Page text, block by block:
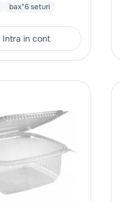
bax*6 seturi
Intra in cont